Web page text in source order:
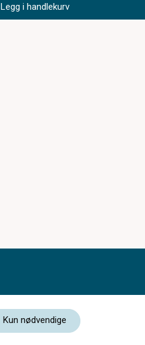
Legg i handlekurv
Kun nødvendige